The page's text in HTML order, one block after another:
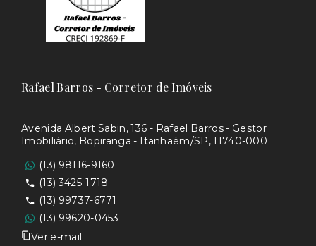
Rafael Barros - Corretor de Imóveis
Avenida Albert Sabin, 136 - Rafael Barros - Gestor
Imobiliário, Bopiranga - Itanhaém/SP, 11740-000
(13) 98116-9160
(13) 3425-1718
(13) 99737-6771
(13) 99620-0453
Ver e-mail